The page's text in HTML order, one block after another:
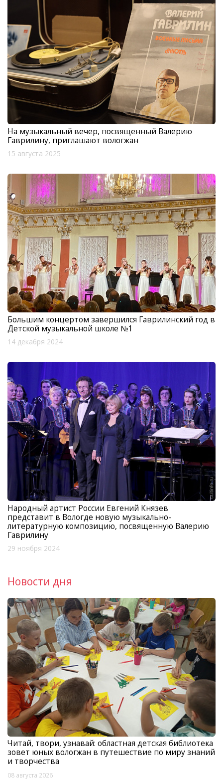
На музыкальный вечер, посвященный Валерию
Гаврилину, приглашают вологжан
15 августа 2025
Большим концертом завершился Гаврилинский год в
Детской музыкальной школе №1
14 декабря 2024
Народный артист России Евгений Князев
представит в Вологде новую музыкально-
литературную композицию, посвященную Валерию
Гаврилину
29 ноября 2024
Новости дня
Читай, твори, узнавай: областная детская библиотека
зовет юных вологжан в путешествие по миру знаний
и творчества
08 августа 2026